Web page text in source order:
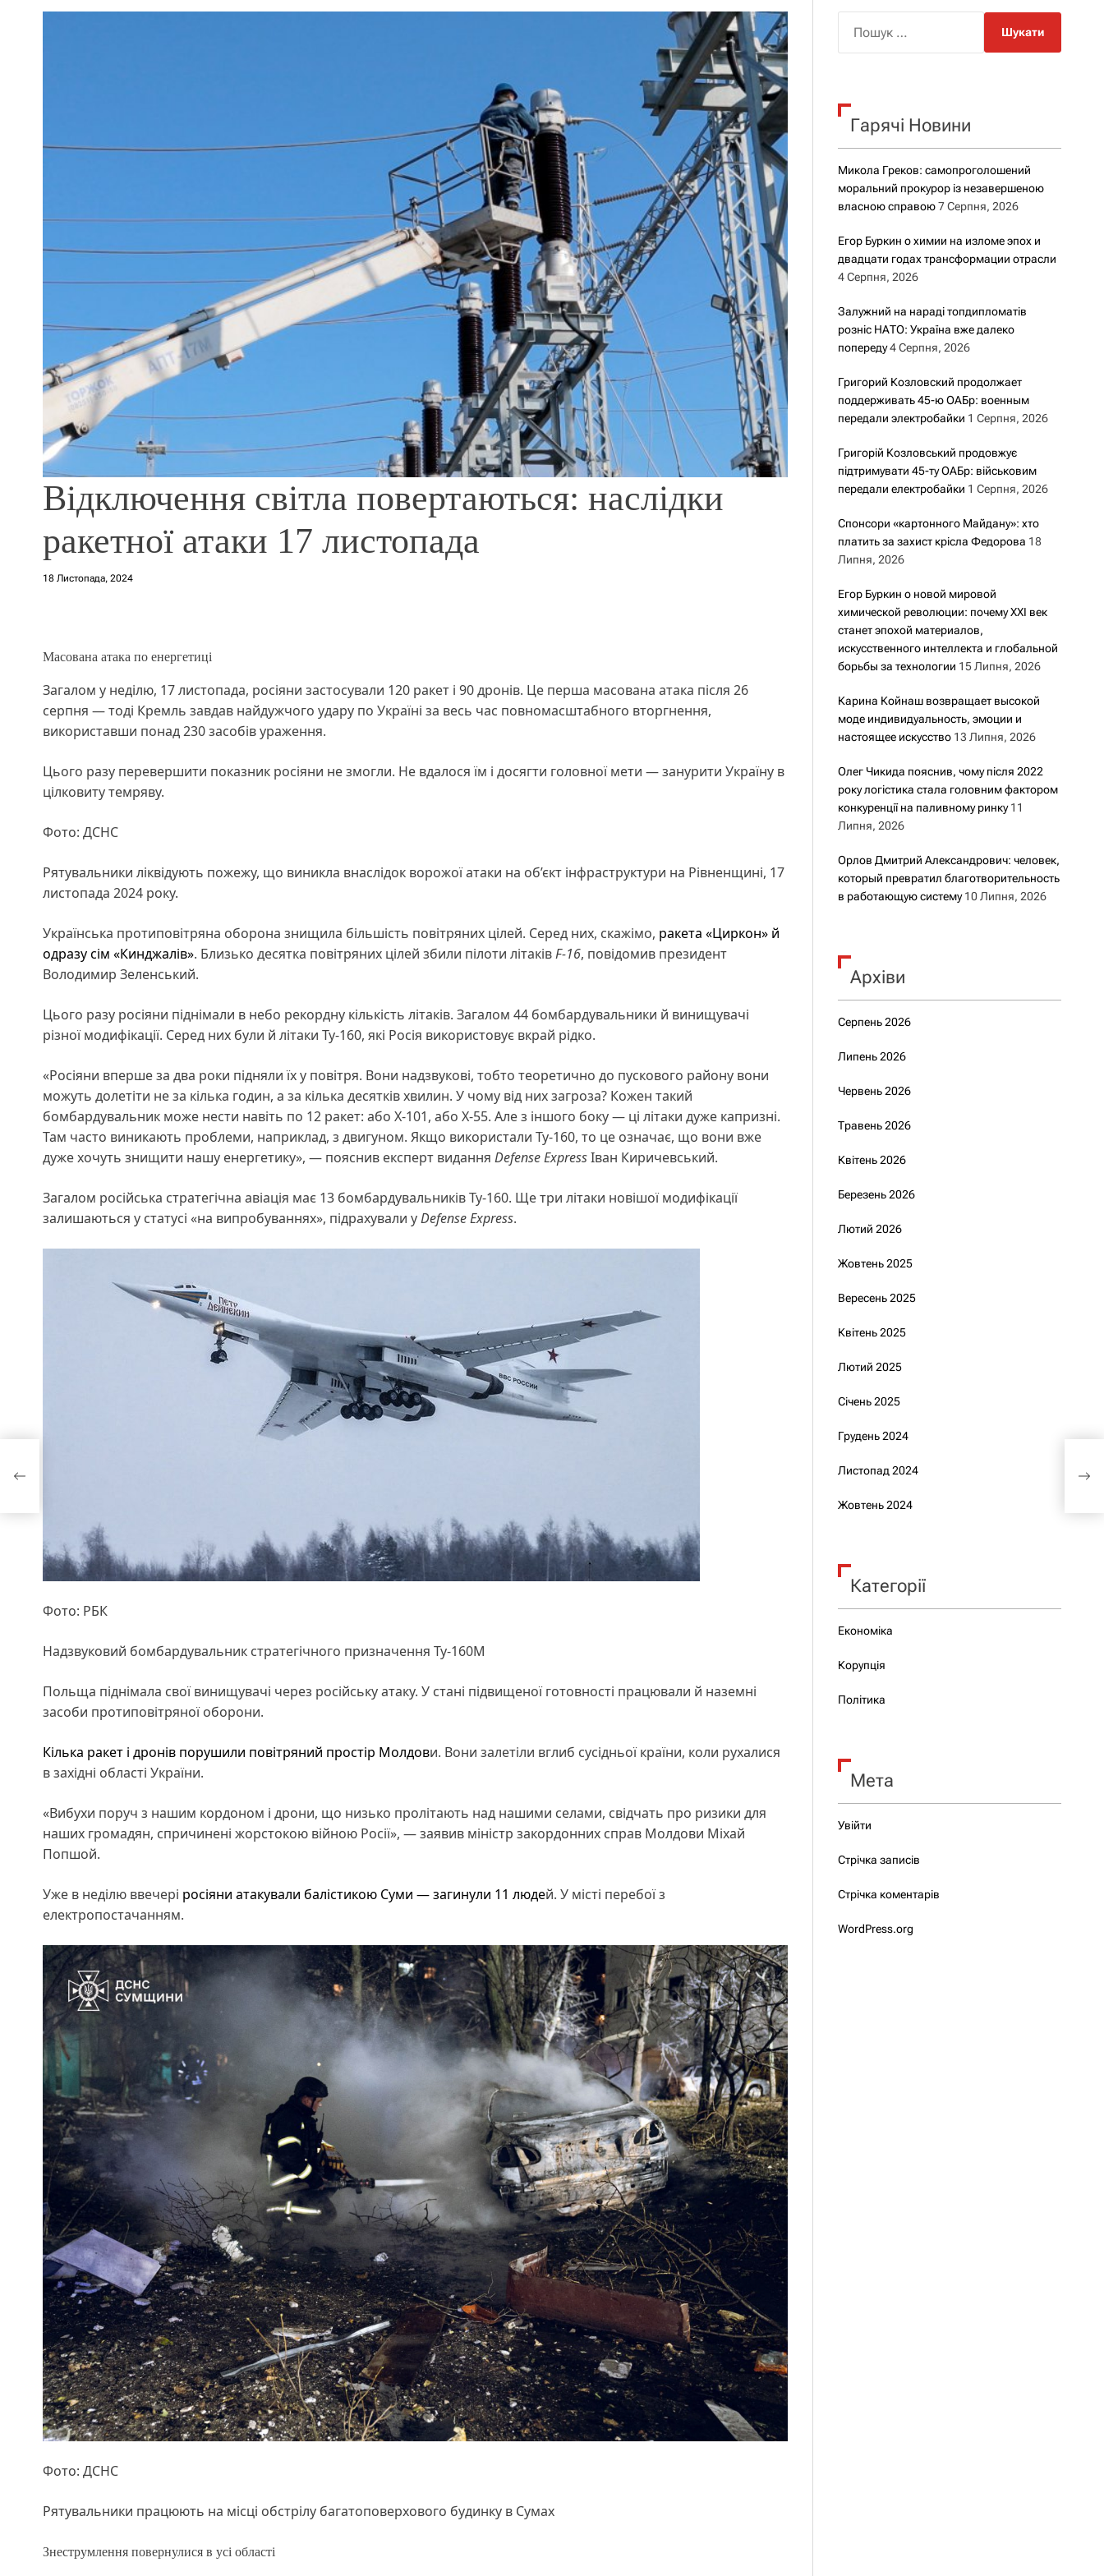
о
у
Відключення світла повертаються: наслідки
ракетної атаки 17 листопада
18 Листопада, 2024
Масована атака по енергетиці
Загалом у неділю, 17 листопада, росіяни застосували 120 ракет і 90 дронів. Це перша масована атака після 26
серпня — тоді Кремль завдав найдужчого удару по Україні за весь час повномасштабного вторгнення,
використавши понад 230 засобів ураження.
Цього разу перевершити показник росіяни не змогли. Не вдалося їм і досягти головної мети — занурити Україну в
цілковиту темряву.
Фото: ДСНС
Рятувальники ліквідують пожежу, що виникла внаслідок ворожої атаки на об’єкт інфраструктури на Рівненщині, 17
листопада 2024 року.
Українська протиповітряна оборона знищила більшість повітряних цілей. Серед них, скажімо, ракета «Циркон» й
одразу сім «Кинджалів». Близько десятка повітряних цілей збили пілоти літаківF-16, повідомив президент
Володимир Зеленський.
Цього разу росіяни піднімали в небо рекордну кількість літаків. Загалом 44 бомбардувальники й винищувачі
різної модифікації. Серед них були й літаки Ту-160, які Росія використовує вкрай рідко.
«Росіяни вперше за два роки підняли їх у повітря. Вони надзвукові, тобто теоретично до пускового району вони
можуть долетіти не за кілька годин, а за кілька десятків хвилин. У чому від них загроза? Кожен такий
бомбардувальник може нести навіть по 12 ракет: або Х-101, або Х-55. Але з іншого боку — ці літаки дуже капризні.
Там часто виникають проблеми, наприклад, з двигуном. Якщо використали Ту-160, то це означає, що вони вже
дуже хочуть знищити нашу енергетику», — пояснив експерт видання Defense ExpressІван Киричевський.
Загалом російська стратегічна авіація має 13 бомбардувальників Ту-160. Ще три літаки новішої модифікації
залишаються у статусі «на випробуваннях», підрахували уDefense Express.
Фото: РБК
Надзвуковий бомбардувальник стратегічного призначення Ту-160М
Польща піднімала свої винищувачі через російську атаку. У стані підвищеної готовності працювали й наземні
засоби протиповітряної оборони.
Кілька ракет і дронів порушили повітряний простір Молдови. Вони залетіли вглиб сусідньої країни, коли рухалися
в західні області України.
«Вибухи поруч з нашим кордоном і дрони, що низько пролітають над нашими селами, свідчать про ризики для
наших громадян, спричинені жорстокою війною Росії», — заявив міністр закордонних справ Молдови Міхай
Попшой.
Уже в неділю ввечері росіяни атакували балістикою Суми — загинули 11 людей. У місті перебої з
електропостачанням.
Фото: ДСНС
Рятувальники працюють на місці обстрілу багатоповерхового будинку в Сумах
Знеструмлення повернулися в усі області
к
Гарячі Новини
Микола Греков: самопроголошений
моральний прокурор із незавершеною
власною справою 7 Серпня, 2026
Егор Буркин о химии на изломе эпох и
двадцати годах трансформации отрасли
4 Серпня, 2026
Залужний на нараді топдипломатів
розніс НАТО: Україна вже далеко
попереду 4 Серпня, 2026
Григорий Козловский продолжает
поддерживать 45-ю ОАБр: военным
передали электробайки 1 Серпня, 2026
Григорій Козловський продовжує
підтримувати 45-ту ОАБр: військовим
передали електробайки 1 Серпня, 2026
Спонсори «картонного Майдану»: хто
платить за захист крісла Федорова 18
Липня, 2026
Егор Буркин о новой мировой
химической революции: почему XXI век
станет эпохой материалов,
искусственного интеллекта и глобальной
борьбы за технологии 15 Липня, 2026
Карина Койнаш возвращает высокой
моде индивидуальность, эмоции и
настоящее искусство 13 Липня, 2026
Олег Чикида пояснив, чому після 2022
року логістика стала головним фактором
конкуренції на паливному ринку 11
Липня, 2026
Орлов Дмитрий Александрович: человек,
который превратил благотворительность
в работающую систему 10 Липня, 2026
Архіви
Серпень 2026
Липень 2026
Червень 2026
Травень 2026
Квітень 2026
Березень 2026
Лютий 2026
Жовтень 2025
Вересень 2025
Квітень 2025
Лютий 2025
Січень 2025
Грудень 2024
Листопад 2024
Жовтень 2024
Категорії
Економіка
Корупція
Політика
Мета
Увійти
Стрічка записів
Стрічка коментарів
WordPress.org